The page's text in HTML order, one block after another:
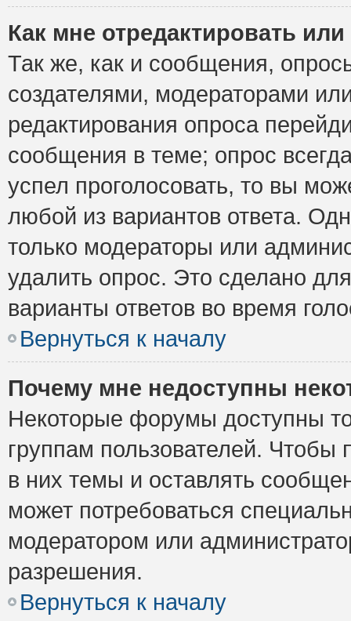
Как мне отредактировать
Так же, как и сообщения,
создателями, модераторами
редактирования опроса
сообщения в теме; опрос
успел проголосовать, то вы
любой из вариантов ответа.
только модераторы или
удалить опрос. Это сделано
варианты ответов во время
Вернуться к началу
Почему мне недоступны
Некоторые форумы доступны
группам пользователей. Чтобы
в них темы и оставлять
может потребоваться
модератором или
разрешения.
Вернуться к началу